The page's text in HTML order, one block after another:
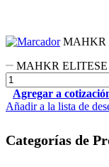
MAHKR
MAHKR ELITESE
Agregar a
Añadir a la lista de
Categorías de